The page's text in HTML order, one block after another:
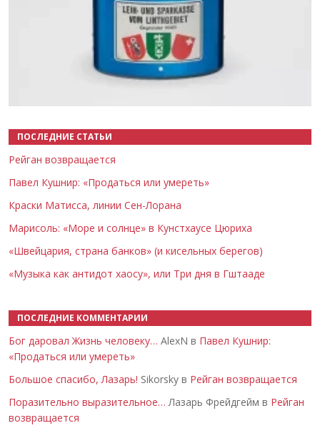
ПОСЛЕДНИЕ СТАТЬИ
Рейган возвращается
Павел Кушнир: «Продаться или умереть»
Краски Матисса, линии Сен-Лорана
Марисоль: «Море и солнце» в Кунстхаусе Цюриха
«Швейцария, страна банков» (и кисельных берегов)
«Музыка как антидот хаосу», или Три дня в Гштааде
ПОСЛЕДНИЕ КОММЕНТАРИИ
Бог даровал Жизнь человеку… AlexN в Павел Кушнир:
«Продаться или умереть»
Большое спасибо, Лазарь! Sikorsky в Рейган возвращается
Поразительно выразительное… Лазарь Фрейдгейм в Рейган
возвращается